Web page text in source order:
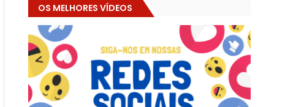
OS MELHORES VÍDEOS